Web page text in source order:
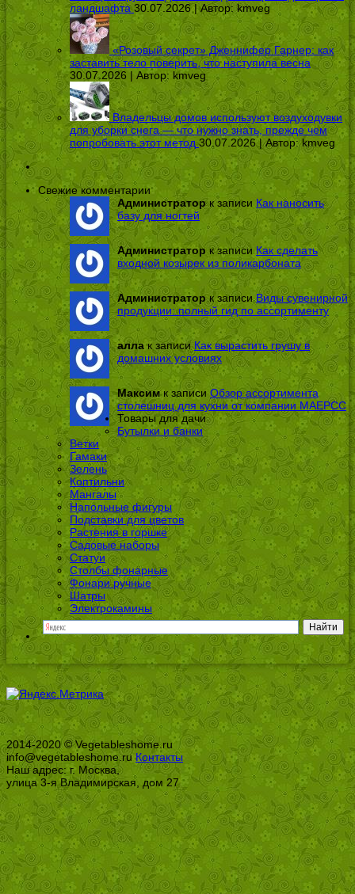
ландшафта 30.07.2026 | Автор:kmveg
«Розовый секрет» Дженнифер Гарнер: как
заставить тело поверить, что наступила весна
30.07.2026 | Автор: kmveg
Владельцы домов используют воздуходувки
для уборки снега — что нужно знать, прежде чем
попробовать этот метод 30.07.2026 | Автор:kmveg
Свежие комментарии
Администраторк записи Как наносить
базу для ногтей
Администратор к записиКак сделать
входной козырек из поликарбоната
Администраторк записиВиды сувенирной
продукции: полный гид по ассортименту
аллак записиКак вырастить грушу в
домашних условиях
Максимк записи Обзор ассортимента
столешниц для кухни от компании МАЕРСС
Товары для дачи
Бутылки и банки
Ветки
Гамаки
Зелень
Коптильни
Мангалы
Напольные фигуры
Подставки для цветов
Растения в горшке
Садовые наборы
Статуи
Столбы фонарные
Фонари ручные
Шатры
Электрокамины
2014-2020 © Vegetableshome.ru
info@vegetableshome.ruКонтакты
Наш адрес: г. Москва,
улица 3-я Владимирская, дом 27